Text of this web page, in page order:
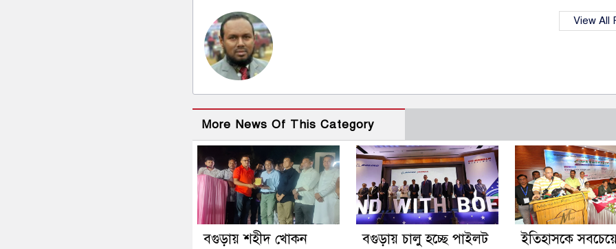
View All
More News Of This Category
বগুড়ায় শহীদ খোকন
বগুড়ায় চালু হচ্ছে পাইলট
ইতিহাসকে